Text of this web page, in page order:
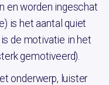
en worden ingeschat
is het aantal quiet
de motivatie in het
gemotiveerd).
onderwerp, luister